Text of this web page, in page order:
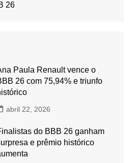
26
Paula Renault vence o
26 com 75,94% e triunfo
abril 22, 2026
do BBB 26 ganham
e prêmio histórico